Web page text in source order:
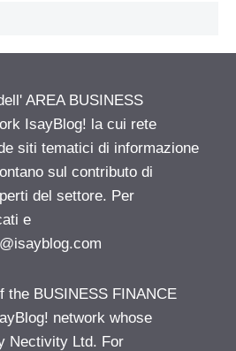
AREA BUSINESS
IsayBlog! la cui rete
siti tematici di informazione
sul contributo di
del settore. Per
e
the BUSINESS FINANCE
network whose
Nectivity Ltd. For